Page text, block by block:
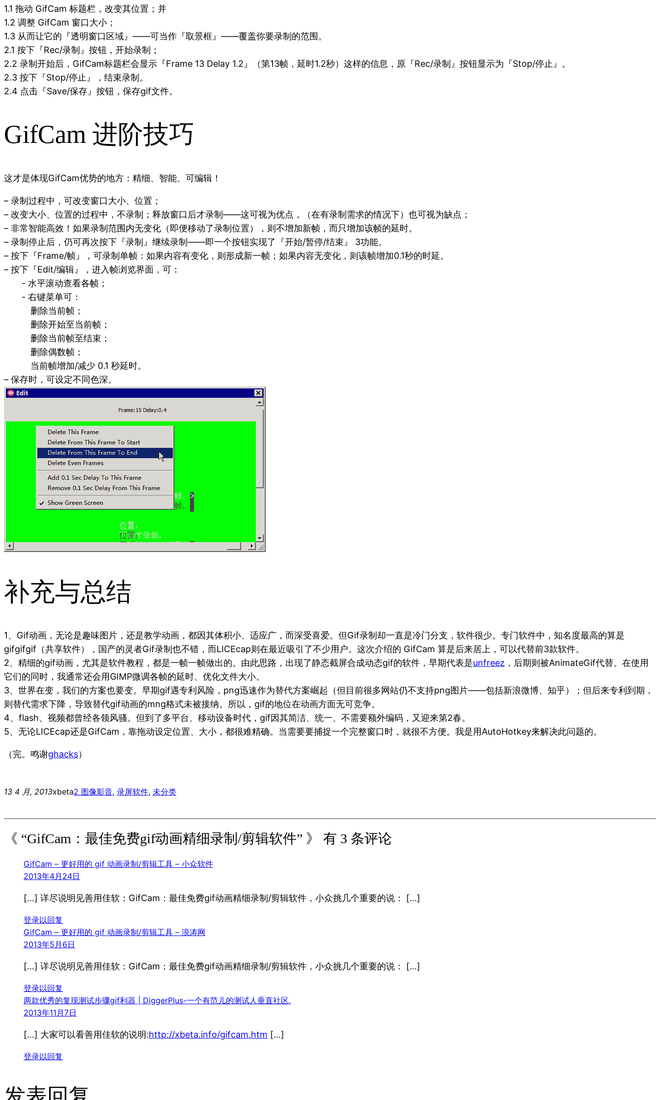
1.1 拖动 GifCam 标题栏，改变其位置；并
1.2 调整 GifCam 窗口大小；
1.3 从而让它的『透明窗口区域』——可当作『取景框』——覆盖你要录制的范围。
2.1 按下『Rec/录制』按钮，开始录制；
2.2 录制开始后，GifCam标题栏会显示『Frame 13 Delay 1.2』（第13帧，延时1.2秒）这样的信息，原『Rec/录制』按钮显示为『Stop/停止』。
2.3 按下『Stop/停止』，结束录制。
2.4 点击『Save/保存』按钮，保存gif文件。
GifCam 进阶技巧
这才是体现GifCam优势的地方：精细、智能、可编辑！
– 录制过程中，可改变窗口大小、位置；
– 改变大小、位置的过程中，不录制；释放窗口后才录制——这可视为优点，（在有录制需求的情况下）也可视为缺点；
– 非常智能高效！如果录制范围内无变化（即便移动了录制位置），则不增加新帧，而只增加该帧的延时。
– 录制停止后，仍可再次按下『录制』继续录制——即一个按钮实现了『开始/暂停/结束』 3功能。
– 按下『Frame/帧』，可录制单帧：如果内容有变化，则形成新一帧；如果内容无变化，则该帧增加0.1秒的时延。
– 按下『Edit/编辑』，进入帧浏览界面，可：
- 水平滚动查看各帧；
- 右键菜单可：
删除当前帧；
删除开始至当前帧；
删除当前帧至结束；
删除偶数帧；
当前帧增加/减少 0.1 秒延时。
– 保存时，可设定不同色深。
补充与总结
1、Gif动画，无论是趣味图片，还是教学动画，都因其体积小、适应广，而深受喜爱。但Gif录制却一直是冷门分支，软件很少。专门软件中，知名度最高的算是
gifgifgif（共享软件），国产的灵者Gif录制也不错，而LICEcap则在最近吸引了不少用户。这次介绍的 GifCam 算是后来居上，可以代替前3款软件。
2、精细的gif动画，尤其是软件教程，都是一帧一帧做出的。由此思路，出现了静态截屏合成动态gif的软件，早期代表是unfreez ，后期则被AnimateGif代替。在使用
它们的同时，我通常还会用GIMP微调各帧的延时、优化文件大小。
3、世界在变，我们的方案也要变。早期gif遇专利风险，png迅速作为替代方案崛起（但目前很多网站仍不支持png图片——包括新浪微博、知乎）；但后来专利到期，
则替代需求下降，导致替代gif动画的mng格式未被接纳。所以，gif的地位在动画方面无可竞争。
4、flash、视频都曾经各领风骚。但到了多平台、移动设备时代，gif因其简洁、统一、不需要额外编码，又迎来第2春。
5、无论LICEcap还是GifCam，靠拖动设定位置、大小，都很难精确。当需要要捕捉一个完整窗口时，就很不方便。我是用AutoHotkey来解决此问题的。
（完。鸣谢ghacks）
13 4 月, 2013xbeta2 图像影音, 录屏软件, 未分类
《 “GifCam：最佳免费gif动画精细录制/剪辑软件” 》 有 3 条评论
GifCam – 更好用的 gif 动画录制/剪辑工具 – 小众软件
2013年4月24日
[…] 详尽说明见善用佳软：GifCam：最佳免费gif动画精细录制/剪辑软件，小众挑几个重要的说： […]
登录以回复
GifCam – 更好用的 gif 动画录制/剪辑工具 – 浪涛网
2013年5月6日
[…] 详尽说明见善用佳软：GifCam：最佳免费gif动画精细录制/剪辑软件，小众挑几个重要的说： […]
登录以回复
两款优秀的复现测试步骤gif利器 | DiggerPlus-一个有范儿的测试人垂直社区.
2013年11月7日
[…] 大家可以看善用佳软的说明:http://xbeta.info/gifcam.htm […]
登录以回复